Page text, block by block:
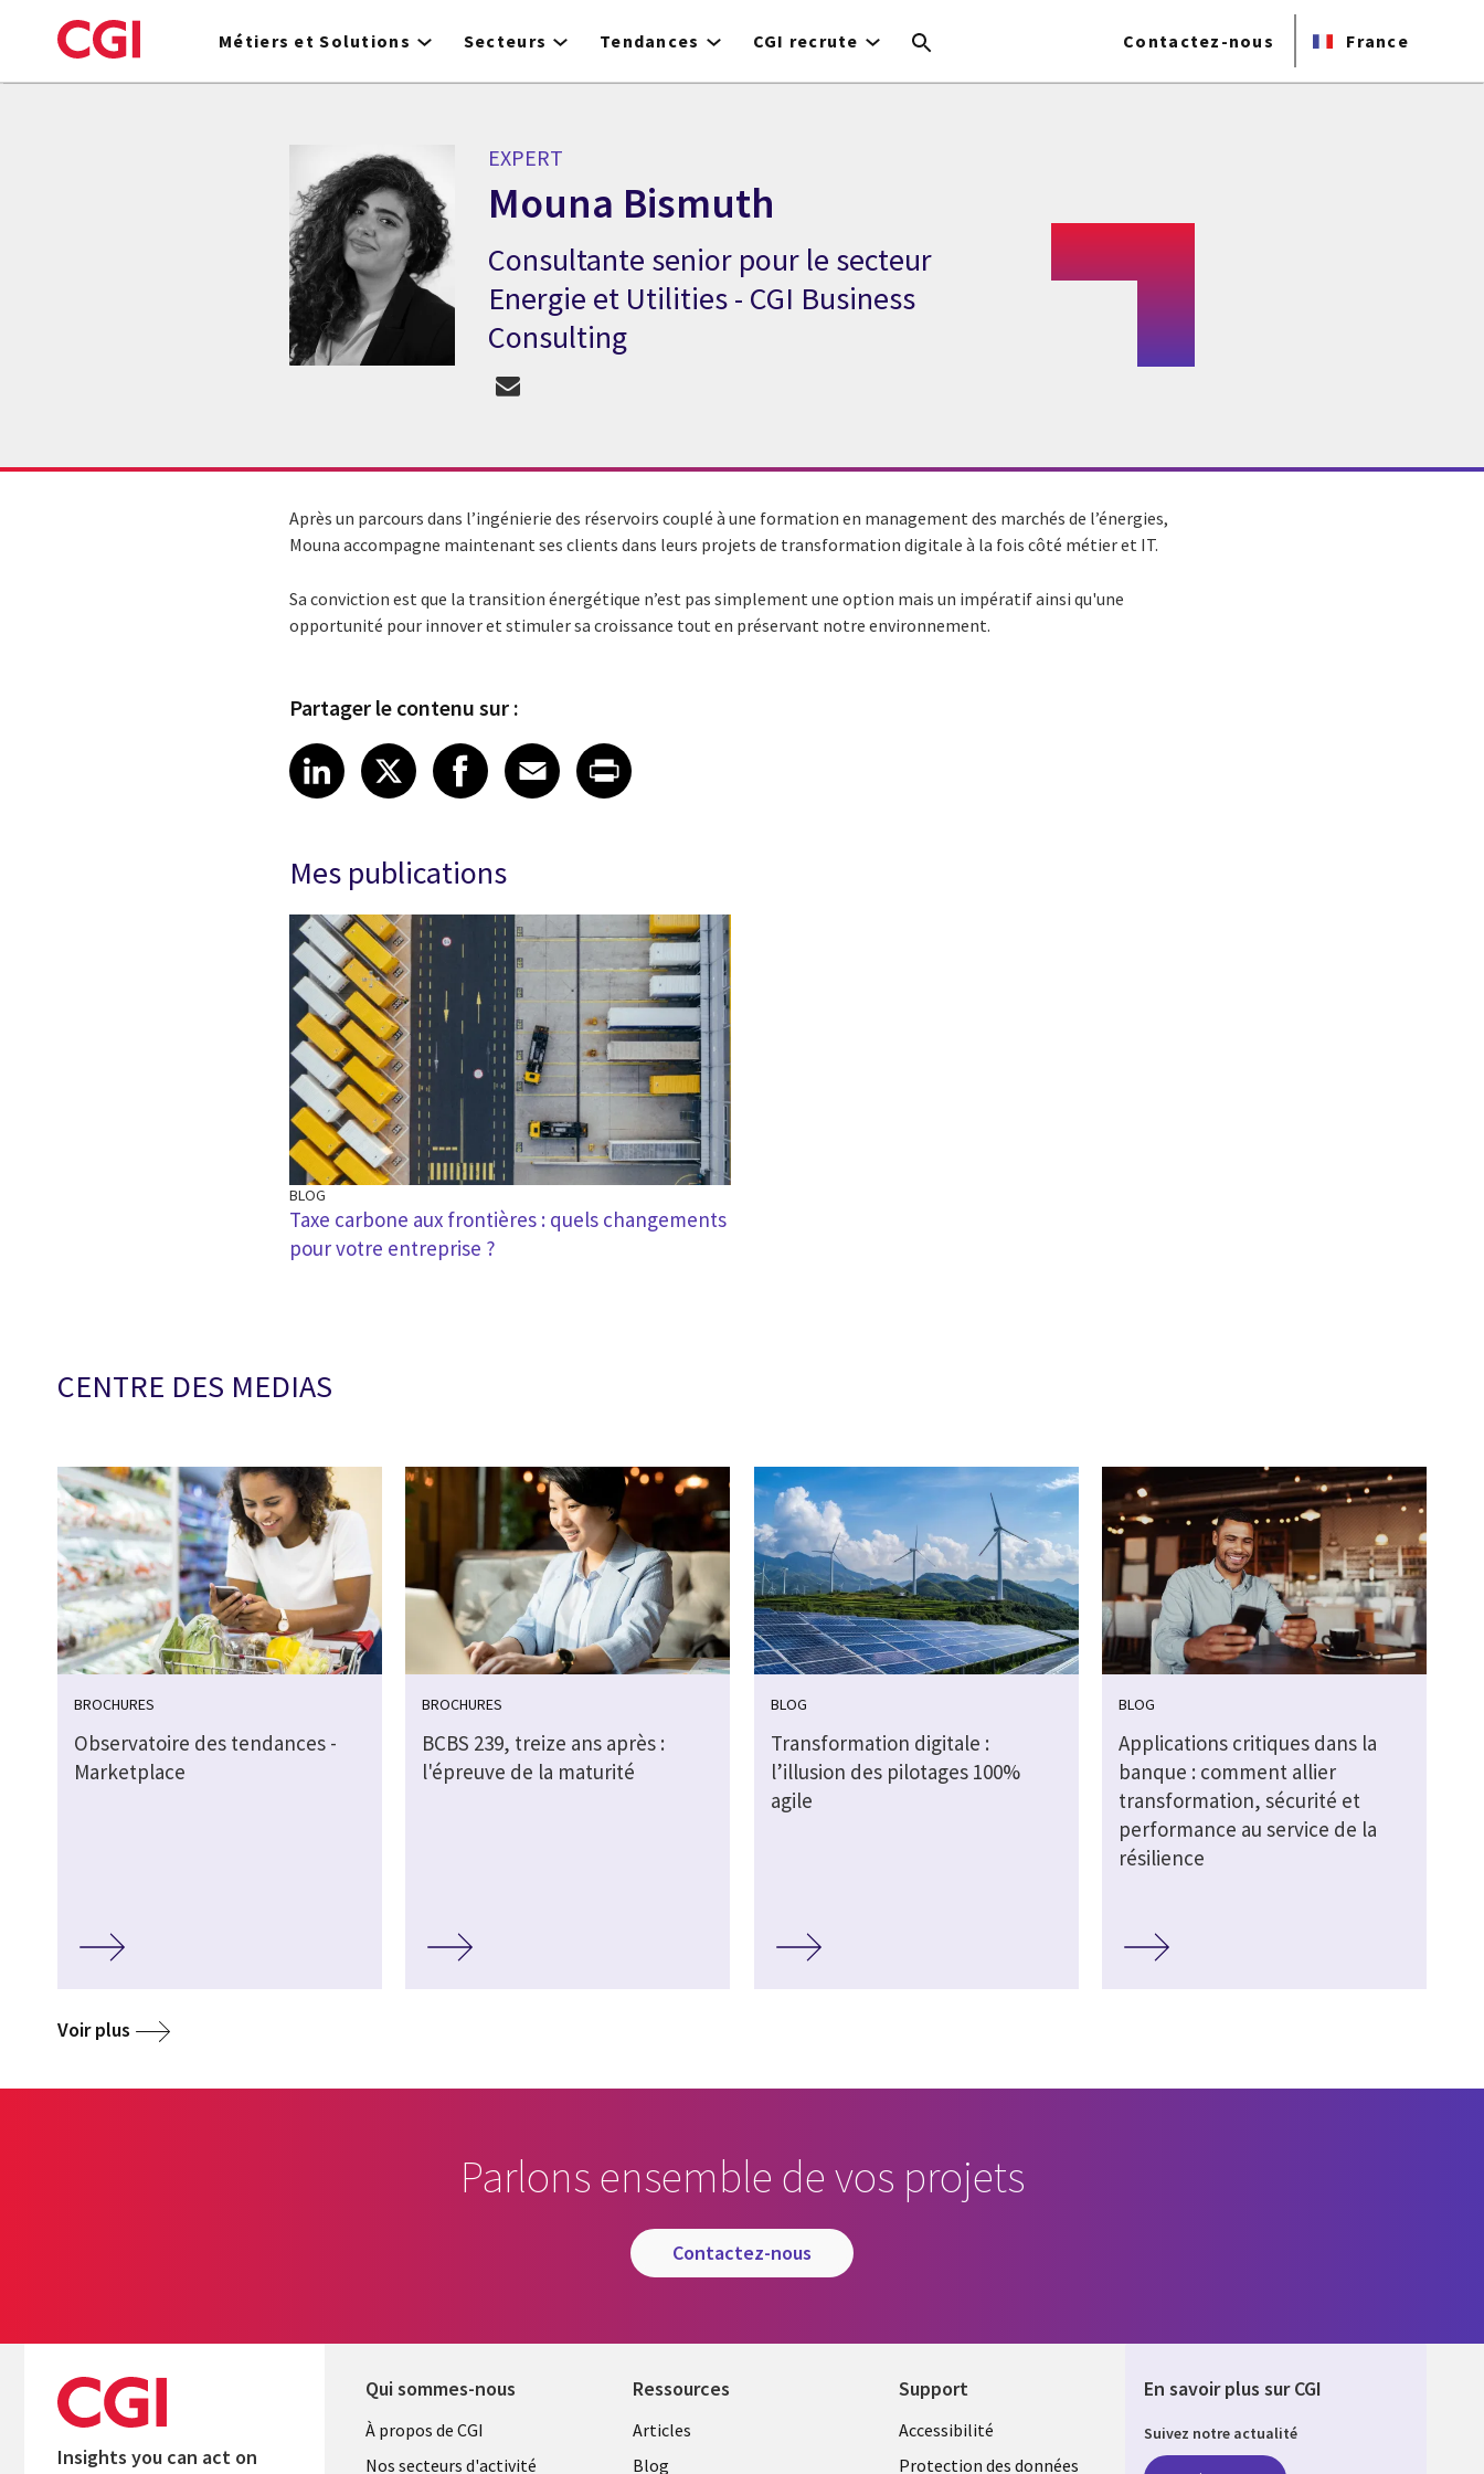
to
Métiers et Solutions Secteurs Tendances CGI recrute Contactez-nous France
EXPERT
Mouna Bismuth
Expert Mouna Bismuth
Consultante senior pour le secteur
Energie et Utilities - CGI Business
Consulting
Après un parcours dans l’ingénierie des réservoirs couplé à une formation en management des marchés de l’énergies,
Mouna accompagne maintenant ses clients dans leurs projets de transformation digitale à la fois côté métier et IT.
Sa conviction est que la transition énergétique n’est pas simplement une option mais un impératif ainsi qu'une
opportunité pour innover et stimuler sa croissance tout en préservant notre environnement.
Partager le contenu sur :
Share article on LinkedIn
LinkedIn
Share article on X
XShare article on Facebook
Facebook
Share article on Email
Email
Share article on Print
Mes publications
BLOG
Taxe carbone aux frontières : quels changements
pour votre entreprise ?
CENTRE DES MEDIAS
BROCHURES
Observatoire des tendances -
Marketplace
BROCHURES
BCBS 239, treize ans après :
l'épreuve de la maturité
BLOG
Transformation digitale :
l’illusion des pilotages 100%
agile
BLOG
Applications critiques dans la
banque : comment allier
transformation, sécurité et
performance au service de la
résilience
Voir plus
Parlons ensemble de vos projets
contactez-nous
Insights you can act on
Qui sommes-nous
Useful
À propos de CGI
Nos secteurs d'activité
Ressources
Library
Articles
Blog
Support
Legal
Accessibilité
Protection des données
En savoir plus sur CGI
Suivez notre actualité